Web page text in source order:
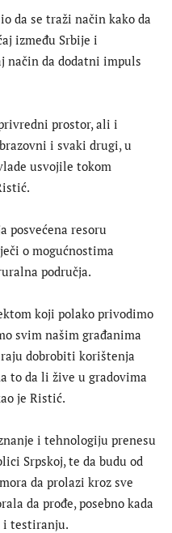
da se traži način kako da
između Srbije i
način da dodatni impuls
prostor, ali i
i svaki drugi, u
usvojile tokom
posvećena resoru
o mogućnostima
područja.
koji polako privodimo
svim našim građanima
dobrobiti korištenja
to da li žive u gradovima
je Ristić.
i tehnologiju prenesu
Srpskoj, te da budu od
da prolazi kroz sve
da prođe, posebno kada
i testiranju.